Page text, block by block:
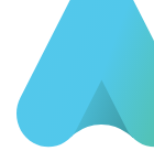
thiểu Ô nhiễm
(USAID) tài trợ
trong khuôn
do hoạt động